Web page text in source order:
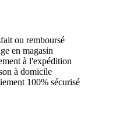
ou remboursé
en magasin
à l'expédition
à domicile
100% sécurisé